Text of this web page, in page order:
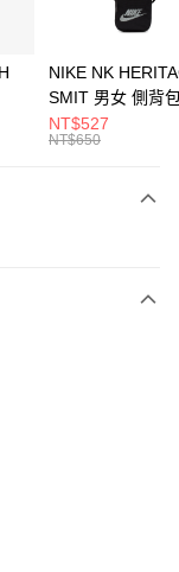
「AFTEE先享後付」
，可透過四大超商／
成。
顯示為準，若有關於
繫「AFTEE先享後付
NIKE NK
SMIT 男女 側背
BA5871010
NT$527
NT$650